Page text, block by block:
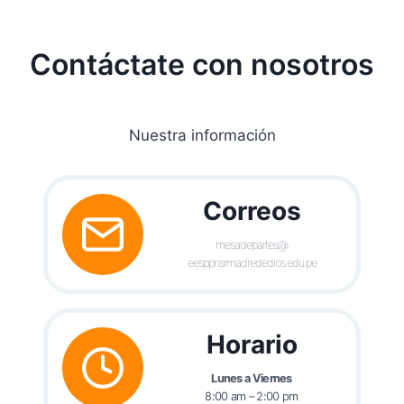
Contáctate con nosotros
Nuestra información
Correos
mesadepartes@
eesppnsrmadrededios.edu.pe
Horario
Lunes a Viernes
8:00 am – 2:00 pm